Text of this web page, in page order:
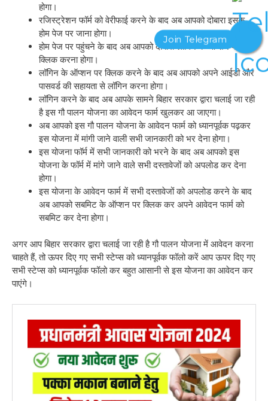
होगा।
रजिस्ट्रेशन फॉर्म को वेरीफाई करने के बाद अब आपको दोबारा इसके
होम पेज पर जाना होगा।
होम पेज पर पहुंचने के बाद अब आपको दोबारा लॉगिन के ऑप्शन पर
क्लिक करना होगा।
लॉगिन के ऑप्शन पर क्लिक करने के बाद अब आपको अपने आईडी और
पासवर्ड की सहायता से लॉगिन करना होगा।
लॉगिन करने के बाद अब आपके सामने बिहार सरकार द्वारा चलाई जा रही
है इस गौ पालन योजना का आवेदन फार्म खुलकर आ जाएगा।
अब आपको इस गौ पालन योजना के आवेदन फार्म को ध्यानपूर्वक पढ़कर
इस योजना में मांगी जाने वाली सभी जानकारी को भर देना होगा।
इस योजना फॉर्म में सभी जानकारी को भरने के बाद अब आपको इस
योजना के फॉर्म में मांगे जाने वाले सभी दस्तावेजों को अपलोड कर देना
होगा।
इस योजना के आवेदन फार्म में सभी दस्तावेजों को अपलोड करने के बाद
अब आपको सबमिट के ऑप्शन पर क्लिक कर अपने आवेदन फार्म को
सबमिट कर देना होगा।
अगर आप बिहार सरकार द्वारा चलाई जा रही है गौ पालन योजना में आवेदन करना
चाहते हैं, तो ऊपर दिए गए सभी स्टेप्स को ध्यानपूर्वक फॉलो करें आप ऊपर दिए गए
सभी स्टेप्स को ध्यानपूर्वक फॉलो कर बहुत आसानी से इस योजना का आवेदन कर
पाएंगे।